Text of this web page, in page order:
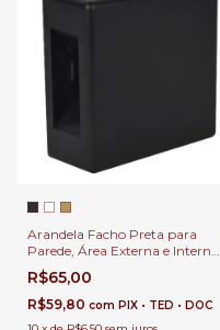
Arandela Facho Preta para
Parede, Área Externa e Interna
de Casa
R$65,00
R$59,80 com PIX • TED • DOC